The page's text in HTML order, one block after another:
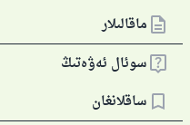
ماقالىلار
سوئال ئەۋەتىڭ
ساقلانغان